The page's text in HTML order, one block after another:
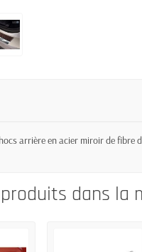
arrière en acier miroir de fibre
dans la